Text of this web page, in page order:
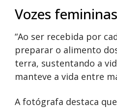
Vozes femininas
“Ao ser recebida por
preparar o alimento
terra, sustentando a
manteve a vida entre
A fotógrafa destaca